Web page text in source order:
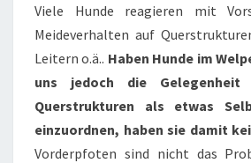
Viele Hunde reagieren mit
Meideverhalten auf
Leitern o.ä.. Haben Hunde im
uns jedoch die Gelegenheit
Querstrukturen als etwas
einzuordnen, haben sie damit
Vorderpfoten sind nicht das